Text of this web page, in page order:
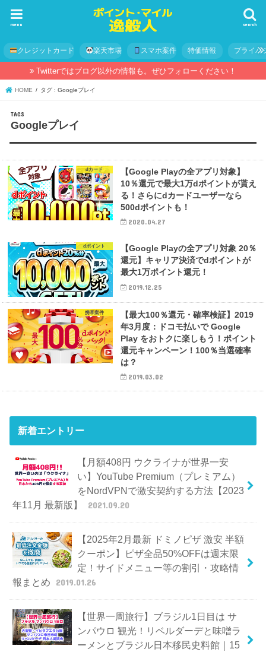
search
menu
クレジットカード 楽天市場 スマホ案件 特価情報 プライバ
Twitterではブログ以外の情報も。ぜひフォローください！
HOME タグ : Googleプレイ
Googleプレイ
dカード
【Google Playの全アプリ対象】
10％還元で最大1万dポイントが貰え
る！さらにdカードユーザーなら
500dポイントも！
2020.04.27
dポイント
【Google Playの全アプリ対象 20％
還元】キャリア決済でdポイントが
最大1万ポイント還元！
2019.12.25
携帯案件
【最大100％還元・確率検証】2019
年3月度：ドコモ払いで Google
Play をおトクに楽しもう！ポイント
還元キャンペーン！100％当選確率
は？
2019.03.02
新着エントリー
【月額408円 ウクライナが世界一安
い】YouTube Premium（プレミアム）
をNordVPNで激安契約する方法【2023
年11月 最新版】
2021.09.20
【2025年2月最新 ドミノピザ 激安 半額
クーポン】ピザ全品50%OFFは週末限
定！サイドメニュー等の割引・攻略情
報まとめ
2019.01.26
【世界一周旅行】ブラジル1日目は サ
ンパウロ 観光！リベルダーデと味噌ラ
ーメンとブラジル日本移民史料館｜15